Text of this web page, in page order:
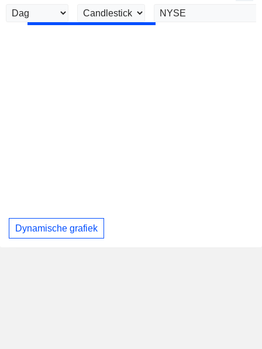
Dynamische grafiek